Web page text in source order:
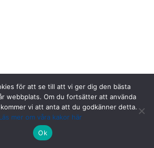
PA rum 1013, Norrlands universitetssjukhus,
för att se till att vi ger dig den bästa
webbplats. Om du fortsätter att använda
vi att anta att du godkänner detta.
mer om våra kakor här
Ok